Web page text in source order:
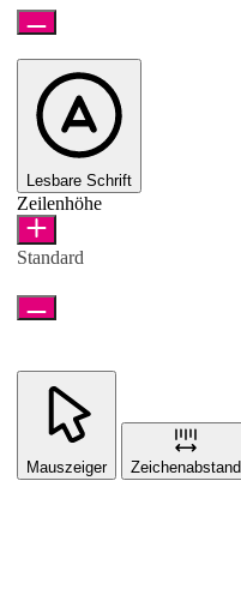
Lesbare Schrift
Zeilenhöhe
Standard
Mauszeiger Zeichenabstand